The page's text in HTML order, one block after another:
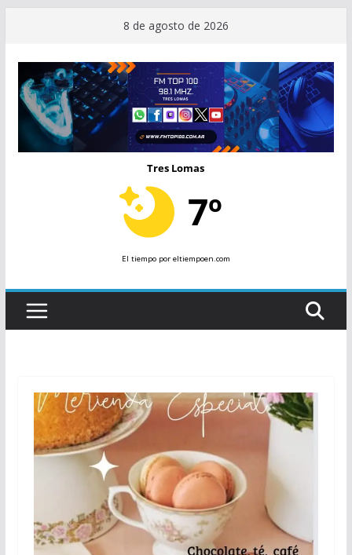
contenido
8 de agosto de 2026
Tres Lomas
7º
El tiempopor eltiempoen.com